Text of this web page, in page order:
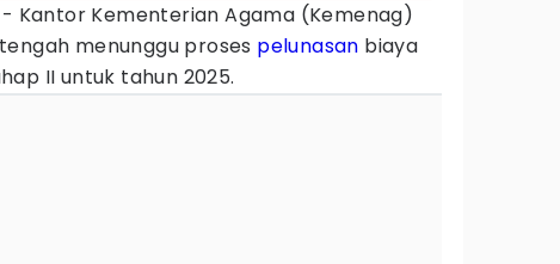
- Kantor Kementerian Agama (Kemenag)
menunggu proses pelunasan biaya
II untuk tahun 2025.